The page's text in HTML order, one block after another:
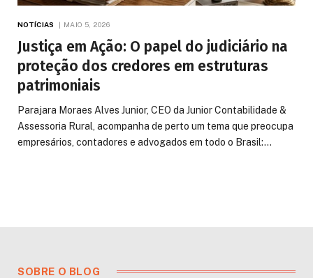
NOTÍCIAS MAIO 5, 2026
Justiça em Ação: O papel do judiciário na
proteção dos credores em estruturas
patrimoniais
Parajara Moraes Alves Junior, CEO da Junior Contabilidade &
Assessoria Rural, acompanha de perto um tema que preocupa
empresários, contadores e advogados em todo o Brasil:…
SOBRE O BLOG